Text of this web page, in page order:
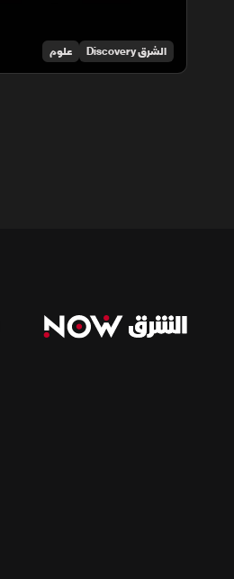
الشرق Discovery علوم